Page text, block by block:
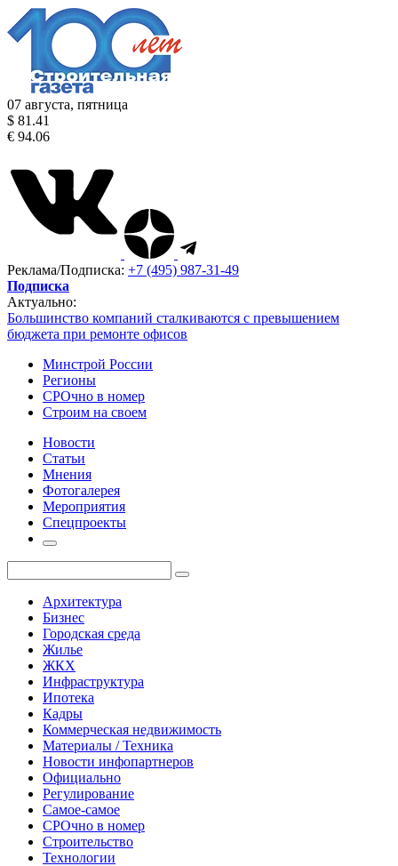
07 августа, пятница
$ 81.41
€ 94.06
Реклама/Подписка: +7 (495) 987-31-49
Подписка
Актуально:
Большинство компаний сталкиваются с превышением
бюджета при ремонте офисов
Минстрой России
Регионы
СРОчно в номер
Строим на своем
Новости
Статьи
Мнения
Фотогалерея
Мероприятия
Спецпроекты
Архитектура
Бизнес
Городская среда
Жилье
ЖКХ
Инфраструктура
Ипотека
Кадры
Коммерческая недвижимость
Материалы / Техника
Новости инфопартнеров
Официально
Регулирование
Самое-самое
СРОчно в номер
Строительство
Технологии